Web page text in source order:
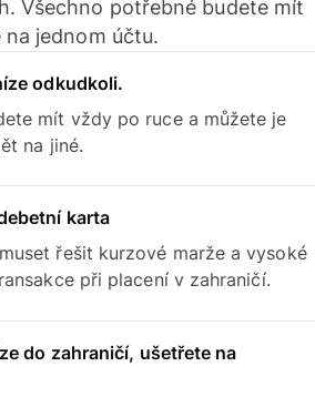
Všechno potřebné budete mít
jednom účtu.
odkudkoli.
mít vždy po ruce a můžete je
na jiné.
karta
řešit kurzové marže a vysoké
při placení v zahraničí.
do zahraničí, ušetřete na